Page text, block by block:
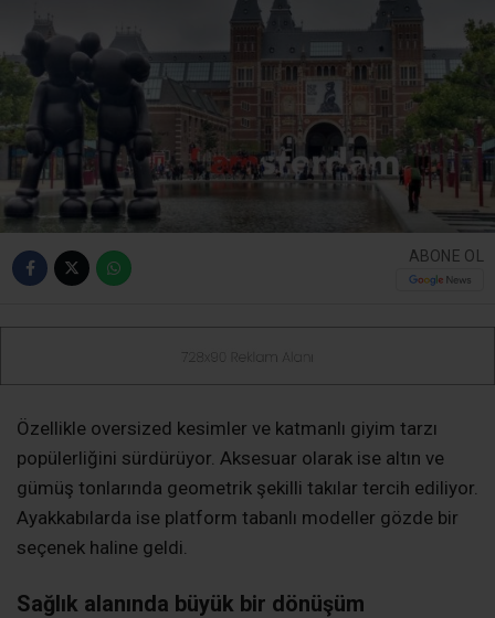
ABONE OL
Özellikle oversized kesimler ve katmanlı giyim tarzı
popülerliğini sürdürüyor. Aksesuar olarak ise altın ve
gümüş tonlarında geometrik şekilli takılar tercih ediliyor.
Ayakkabılarda ise platform tabanlı modeller gözde bir
seçenek haline geldi.
Sağlık alanında büyük bir dönüşüm